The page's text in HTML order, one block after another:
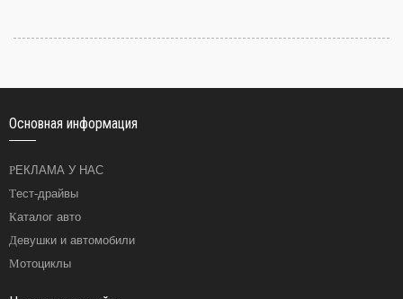
Основная информация
РЕКЛАМА У НАС
Тест-драйвы
Каталог авто
Девушки и автомобили
Мотоциклы